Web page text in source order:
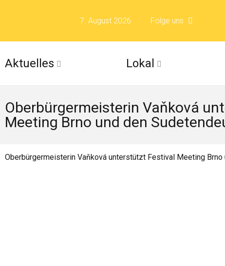
7. August 2026 Folge uns
Folge uns auf Flickr
Folge uns auf Issuu
Aktuelles Lokal
Oberbürgermeisterin Vaňková
Meeting Brno und den
Oberbürgermeisterin Vaňková unterstützt Festival Meeting Brno